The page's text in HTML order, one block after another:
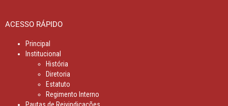
ACESSO RÁPIDO
Principal
Institucional
História
Diretoria
Estatuto
Regimento Interno
Pautas de Reivindicações